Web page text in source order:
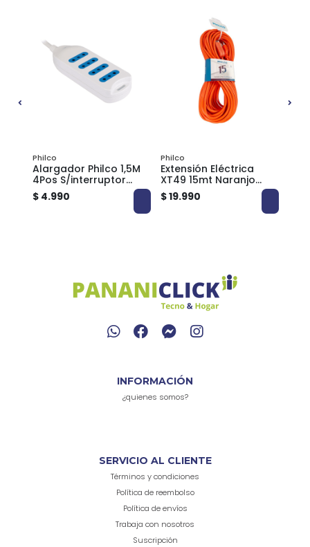
Philco
Alargador Philco 1,5M
4Pos S/interruptor
PLC415
$ 4.990
Philco
Extensión Eléctrica
XT49 15mt Naranjo
Philco
$ 19.990
INFORMACIÓN
¿quienes somos?
SERVICIO AL CLIENTE
Términos y condiciones
Política de reembolso
Política de envíos
Trabaja con nosotros
Suscripción